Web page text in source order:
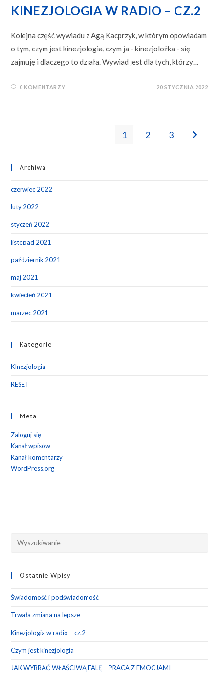
KINEZJOLOGIA W RADIO – CZ.2
Kolejna część wywiadu z Agą Kacprzyk, w którym opowiadam
o tym, czym jest kinezjologia, czym ja - kinezjolożka - się
zajmuję i dlaczego to działa. Wywiad jest dla tych, którzy…
0 KOMENTARZY 20 STYCZNIA 2022
1 2 3 Go to
Archiwa
czerwiec 2022
luty 2022
styczeń 2022
listopad 2021
październik 2021
maj 2021
kwiecień 2021
marzec 2021
Kategorie
KInezjologia
RESET
Meta
Zaloguj się
Kanał wpisów
Kanał komentarzy
WordPress.org
Ostatnie Wpisy
Świadomość i podświadomość
Trwała zmiana na lepsze
Kinezjologia w radio – cz.2
Czym jest kinezjologia
JAK WYBRAĆ WŁAŚCIWĄ FALĘ – PRACA Z EMOCJAMI